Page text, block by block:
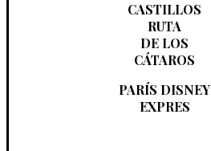
CASTILLOS
RUTA
DE LOS
CÁTAROS
PARÍS DISNEY
EXPRES